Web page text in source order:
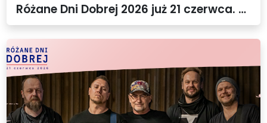
Różane Dni Dobrej 2026 już 21 czerwca. Przed nami święto muzyki, kultury i lokalnej wspólnoty